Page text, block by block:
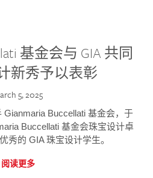
基金会与 GIA 共同
新秀予以表彰
5, 2025
Buccellati 基金会，于
Buccellati 基金会珠宝设计卓
秀的 GIA 珠宝设计学生。
阅读更多